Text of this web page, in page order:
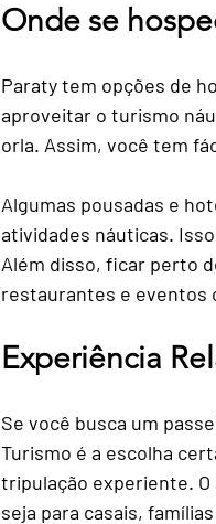
Onde se
Paraty tem opções de
aproveitar o turismo
orla. Assim, você tem
Algumas pousadas e
atividades náuticas.
Além disso, ficar perto
restaurantes e eventos
Experiência
Se você busca um
Turismo é a escolha
tripulação experiente.
seja para casais,